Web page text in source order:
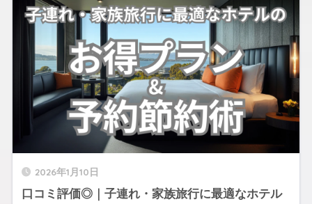
2026年1月10日
口コミ評価◎｜子連れ・家族旅行に最適なホテル